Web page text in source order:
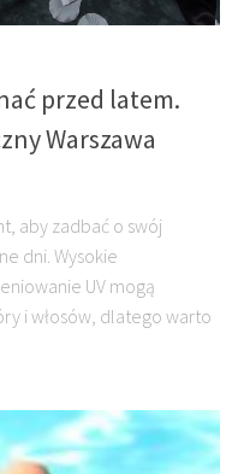
przed latem.
Warszawa
aby zadbać o swój
dni. Wysokie
UV mogą
i włosów, dlatego warto